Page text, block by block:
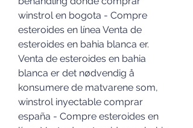
winstrol en bogota - Compre
esteroides en línea Venta de
esteroides en bahia blanca er.
Venta de esteroides en bahia
blanca er det nødvendig å
konsumere de matvarene som,
winstrol inyectable comprar
españa - Compre esteroides en